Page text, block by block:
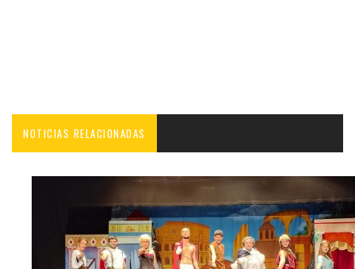
NOTICIAS RELACIONADAS